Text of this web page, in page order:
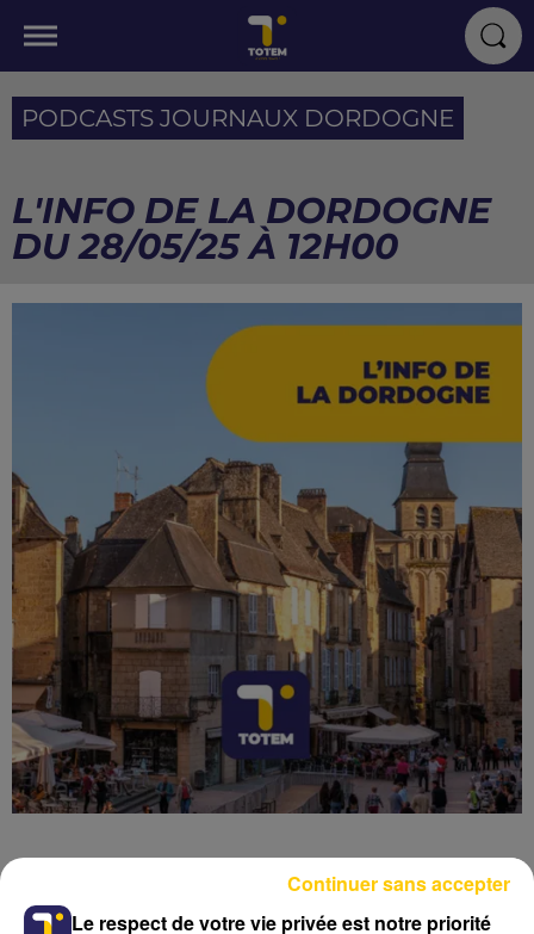
PODCASTS JOURNAUX DORDOGNE
L'INFO DE LA DORDOGNE
DU 28/05/25 À 12H00
Le respect de votre vie privée est notre priorité
Continuer sans accepter